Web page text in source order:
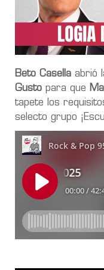
Beto Casella abrió
Gusto para que
tapete los
selecto grupo